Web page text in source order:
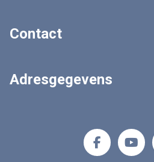
Grootegast
Contact
0594 - 511 303
info@makelaardijnienoord.nl
Adresgegevens
Tolberterstraat 35 A